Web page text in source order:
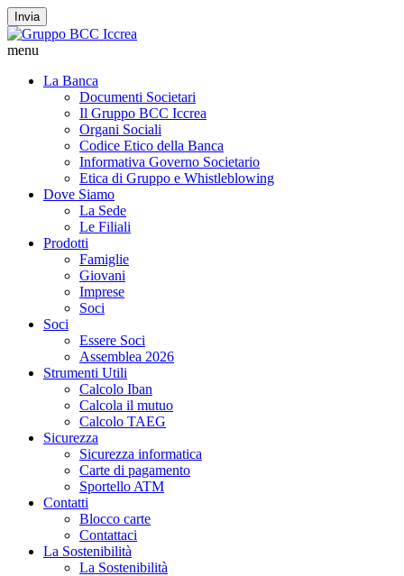
Invia
menu
La Banca
Documenti Societari
Il Gruppo BCC Iccrea
Organi Sociali
Codice Etico della Banca
Informativa Governo Societario
Etica di Gruppo e Whistleblowing
Dove Siamo
La Sede
Le Filiali
Prodotti
Famiglie
Giovani
Imprese
Soci
Soci
Essere Soci
Assemblea 2026
Strumenti Utili
Calcolo Iban
Calcola il mutuo
Calcolo TAEG
Sicurezza
Sicurezza informatica
Carte di pagamento
Sportello ATM
Contatti
Blocco carte
Contattaci
La Sostenibilità
La Sostenibilità